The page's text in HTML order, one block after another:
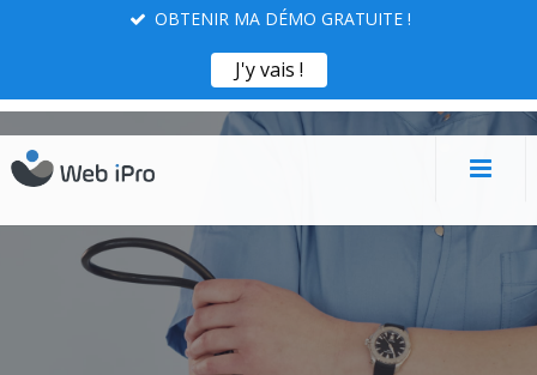
OBTENIR MA DÉMO GRATUITE !
Obtenir ma démo !
J'y vais !